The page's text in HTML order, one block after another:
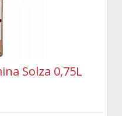
Solza 0,75L